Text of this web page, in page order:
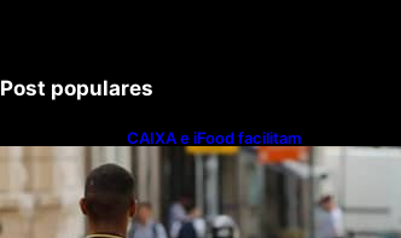
Post populares
CAIXA e iFood facilitam
financiamento de motos e bicicletas
elétricas para entregadores